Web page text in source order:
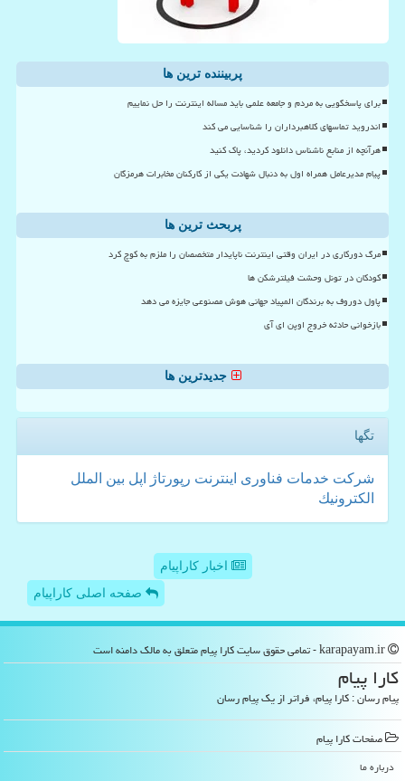
پربیننده ترین ها
برای پاسخگویی به مردم و جامعه علمی باید مساله اینترنت را حل نماییم
اندروید تماسهای کلاهبرداران را شناسایی می کند
هرآنچه از منابع ناشناس دانلود کردید، پاک کنید
پیام مدیرعامل همراه اول به دنبال شهادت یکی از کارکنان مخابرات هرمزگان
پربحث ترین ها
مرگ دورکاری در ایران وقتی اینترنت ناپایدار متخصصان را ملزم به کوچ کرد
کودکان در تونل وحشت فیلترشکن ها
پاول دوروف به برندگان المپیاد جهانی هوش مصنوعی جایزه می دهد
بازخوانی حادثه خروج اوپن ای آی
جدیدترین ها
تگها
شركت خدمات فناوری اینترنت رپورتاژ اپل بین الملل
الكترونیك
اخبار کاراپیام
صفحه اصلی کاراپیام
كارا پیام
پیام رسان : کارا پیام، فراتر از یک پیام رسان
صفحات كارا پیام
درباره ما